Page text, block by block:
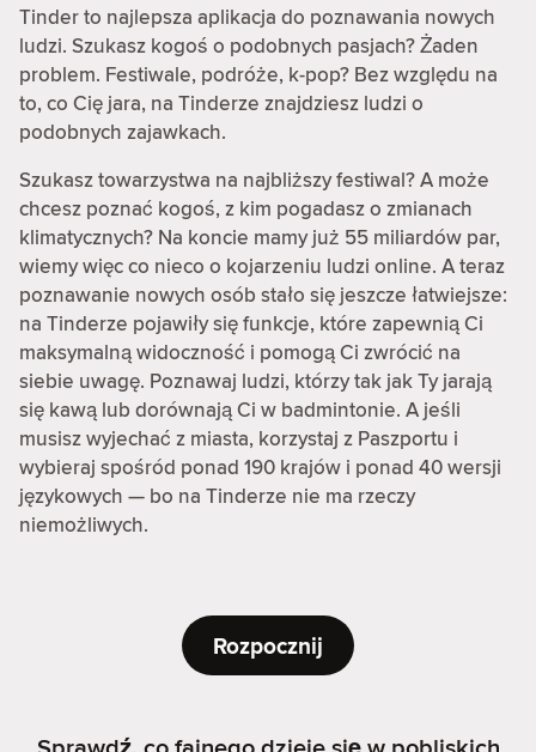
Tinder to najlepsza aplikacja do poznawania nowych
ludzi. Szukasz kogoś o podobnych pasjach? Żaden
problem. Festiwale, podróże, k-pop? Bez względu na
to, co Cię jara, na Tinderze znajdziesz ludzi o
podobnych zajawkach.
Szukasz towarzystwa na najbliższy festiwal? A może
chcesz poznać kogoś, z kim pogadasz o zmianach
klimatycznych? Na koncie mamy już 55 miliardów par,
wiemy więc co nieco o kojarzeniu ludzi online. A teraz
poznawanie nowych osób stało się jeszcze łatwiejsze:
na Tinderze pojawiły się funkcje, które zapewnią Ci
maksymalną widoczność i pomogą Ci zwrócić na
siebie uwagę. Poznawaj ludzi, którzy tak jak Ty jarają
się kawą lub dorównają Ci w badmintonie. A jeśli
musisz wyjechać z miasta, korzystaj z Paszportu i
wybieraj spośród ponad 190 krajów i ponad 40 wersji
językowych — bo na Tinderze nie ma rzeczy
niemożliwych.
Rozpocznij